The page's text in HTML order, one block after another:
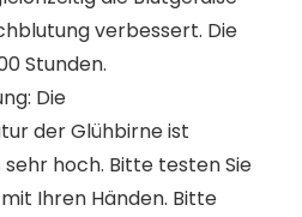
verbessert. Die
Stunden.
Die
der Glühbirne ist
hoch. Bitte testen Sie
Ihren Händen. Bitte